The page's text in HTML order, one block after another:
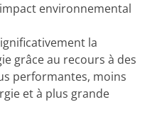
environnemental
la
grâce au recours à des
performantes, moins
et à plus grande